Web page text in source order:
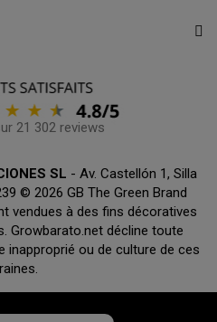
21 302 reviews
SL - Av. Castellón 1, Silla
© 2026 GB The Green Brand
vendues à des fins décoratives
Growbarato.net décline toute
inapproprié ou de culture de ces